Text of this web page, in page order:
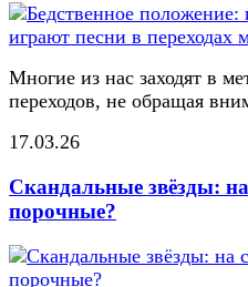
Многие из нас заходят в
переходов, не обращая
17.03.26
Скандальные звёзды:
порочные?